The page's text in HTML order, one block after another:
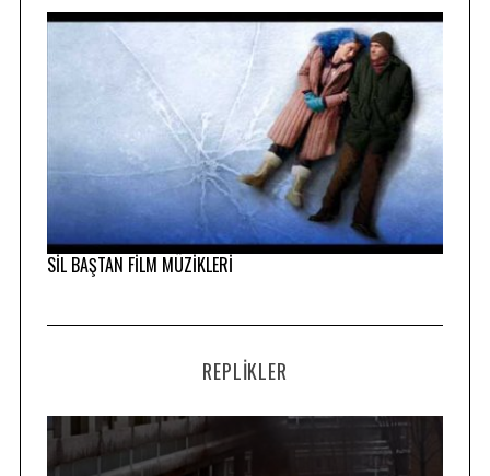
SİL BAŞTAN FİLM MÜZİKLERİ
REPLIKLER